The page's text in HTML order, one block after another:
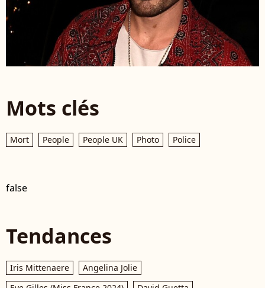
Mots clés
Mort People People UK Photo Police
false
Tendances
Iris Mittenaere
Angelina Jolie